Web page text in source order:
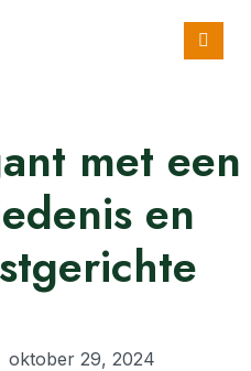
met een
en
oktober 29, 2024